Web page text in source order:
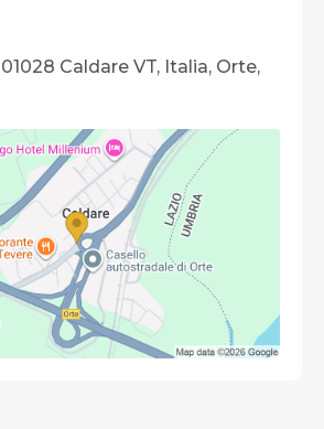
Caldare VT, Italia, Orte,